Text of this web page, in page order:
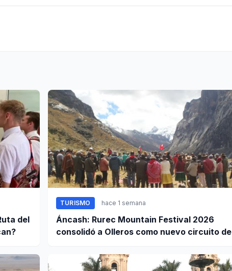
del
TURISMO hace 1 semana
Áncash: Rurec Mountain Festival 2026
consolidó a Olleros como nuevo circuito de